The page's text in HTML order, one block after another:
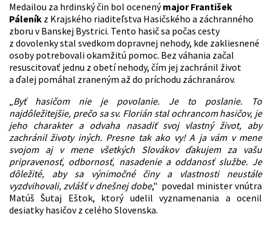
Medailou za hrdinský čin bol ocenenýmajor František
Páleník z Krajského riaditeľstva Hasičského a záchranného
zboru v Banskej Bystrici. Tento hasič sa počas cesty
z dovolenky stal svedkom dopravnej nehody, kde zakliesnené
osoby potrebovali okamžitú pomoc. Bez váhania začal
resuscitovať jednu z obetí nehody, čím jej zachránil život
a ďalej pomáhal zraneným až do príchodu záchranárov.
„Byť hasičom nie je povolanie. Je to poslanie. To
najdôležitejšie, prečo sa sv. Florián stal ochrancom hasičov, je
jeho charakter a odvaha nasadiť svoj vlastný život, aby
zachránil životy iných. Presne tak ako vy! A ja vám v mene
svojom aj v mene všetkých Slovákov ďakujem za vašu
pripravenosť, odbornosť, nasadenie a oddanosť službe. Je
dôležité, aby sa výnimočné činy a vlastnosti neustále
vyzdvihovali, zvlášť v dnešnej dobe," povedal minister vnútra
Matúš Šutaj Eštok, ktorý udelil vyznamenania a ocenil
desiatky hasičov z celého Slovenska.